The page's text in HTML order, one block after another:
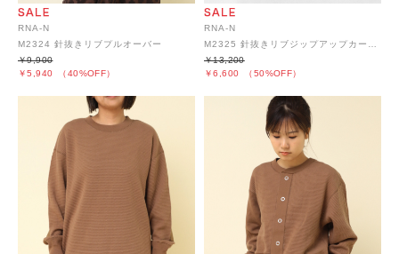
RNA-N
M2324 針抜きリブプルオーバー
￥5,940 （40%OFF）
￥9,900
RNA-N
M2325 針抜きリブジップアップカーディガン
￥6,600 （50%OFF）
￥13,200